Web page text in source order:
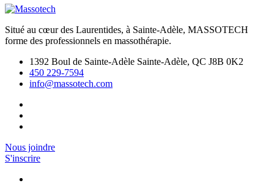
Situé au cœur des Laurentides, à Sainte-Adèle, MASSOTECH
forme des professionnels en massothérapie.
1392 Boul de Sainte-Adèle Sainte-Adèle, QC J8B 0K2
450 229-7594
info@massotech.com
Nous joindre
S'inscrire